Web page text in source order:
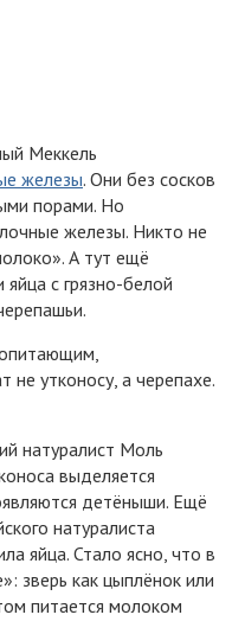
Меккель
железы. Они без сосков
порами. Но
железы. Никто не
А тут ещё
с грязно-белой
не утконосу, а черепахе.
натуралист Моль
выделяется
детёныши. Ещё
натуралиста
яйца. Стало ясно, что в
зверь как цыплёнок или
питается молоком